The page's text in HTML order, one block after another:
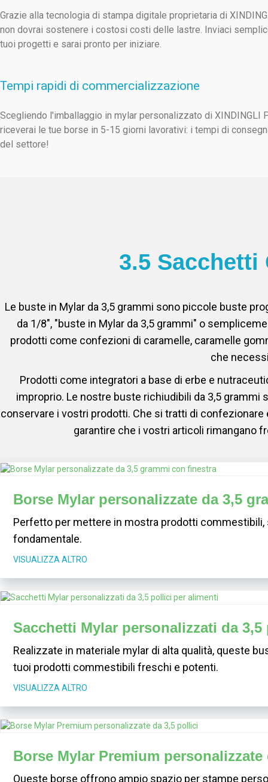
Grazie alla tecnologia di stampa digitale proprietaria di
non dovrai sostenere i costosi costi delle lastre. Inviaci
tuoi progetti e sarai pronto per iniziare.
Tempi rapidi di commercializzazione
Scegliendo l'imballaggio in mylar personalizzato di XINDINGLI
riceverai le tue borse in 5-15 giorni lavorativi: i tempi di
del settore!
3.5 Sacchetti
Le buste in Mylar da 3,5 grammi sono piccole buste
da 1/8", "buste in Mylar da 3,5 grammi" o
prodotti come confezioni di caramelle, caramelle
che
Prodotti come integratori a base di erbe e
improprio. Le nostre buste richiudibili da 3,5 grammi
conservare i vostri prodotti. Che si tratti di
garantire che i vostri articoli rimangano
Borse Mylar personalizzate da 3,5
Perfetto per mettere in mostra prodotti
fondamentale.
VISUALIZZA ALTRO
Sacchetti Mylar personalizzati da
Realizzate in materiale mylar di alta qualità, queste
tuoi prodotti commestibili freschi e potenti.
VISUALIZZA ALTRO
Borse Mylar Premium
Queste borse offrono ampio spazio per stampe